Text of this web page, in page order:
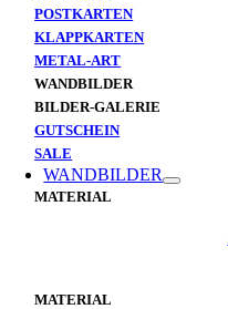
POSTKARTEN
KLAPPKARTEN
METAL-ART
WANDBILDER
BILDER-GALERIE
GUTSCHEIN
SALE
WANDBILDER
MATERIAL
MATERIAL